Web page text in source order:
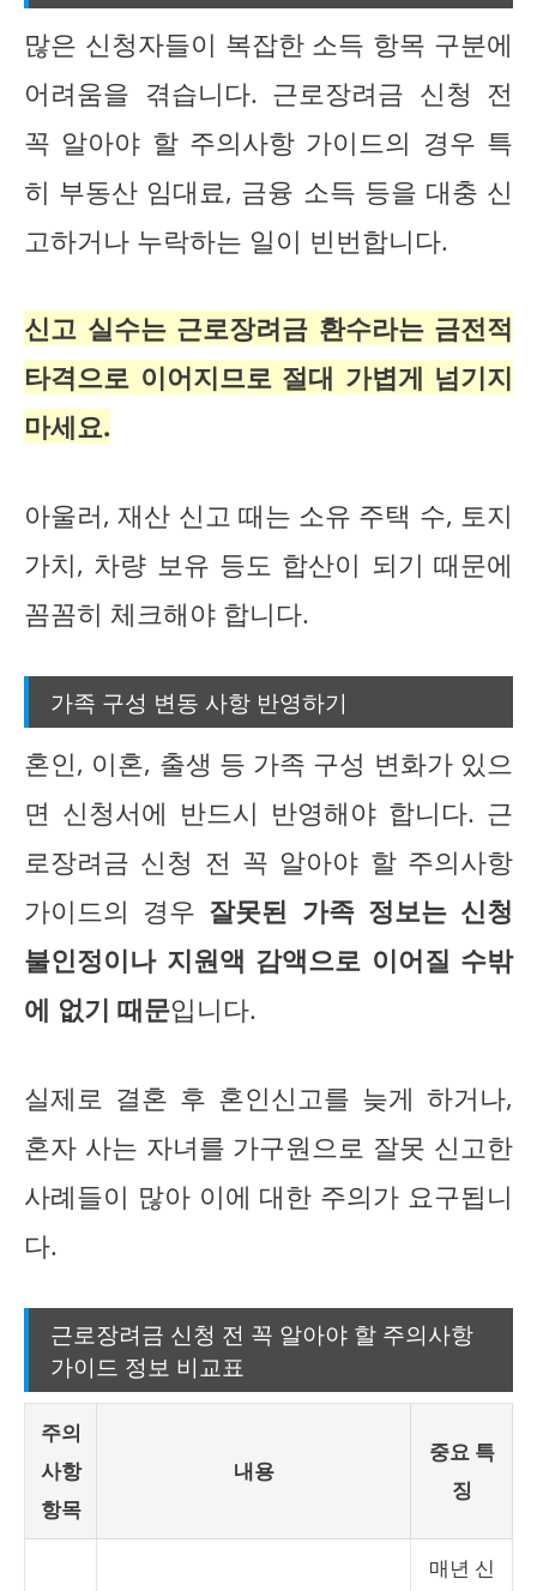
많은 신청자들이 복잡한 소득 항목 구분에
어려움을 겪습니다. 근로장려금 신청 전
꼭 알아야 할 주의사항 가이드의 경우 특
히 부동산 임대료, 금융 소득 등을 대충 신
고하거나 누락하는 일이 빈번합니다.
신고 실수는 근로장려금 환수라는 금전적
타격으로 이어지므로 절대 가볍게 넘기지
마세요.
아울러, 재산 신고 때는 소유 주택 수, 토지
가치, 차량 보유 등도 합산이 되기 때문에
꼼꼼히 체크해야 합니다.
가족 구성 변동 사항 반영하기
혼인, 이혼, 출생 등 가족 구성 변화가 있으
면 신청서에 반드시 반영해야 합니다. 근
로장려금 신청 전 꼭 알아야 할 주의사항
가이드의 경우 잘못된 가족 정보는 신청
불인정이나 지원액 감액으로 이어질 수밖
에 없기 때문입니다.
실제로 결혼 후 혼인신고를 늦게 하거나,
혼자 사는 자녀를 가구원으로 잘못 신고한
사례들이 많아 이에 대한 주의가 요구됩니
다.
근로장려금 신청 전 꼭 알아야 할 주의사항
가이드 정보 비교표
주의
사항
항목
내용
중요 특
징
매년 신